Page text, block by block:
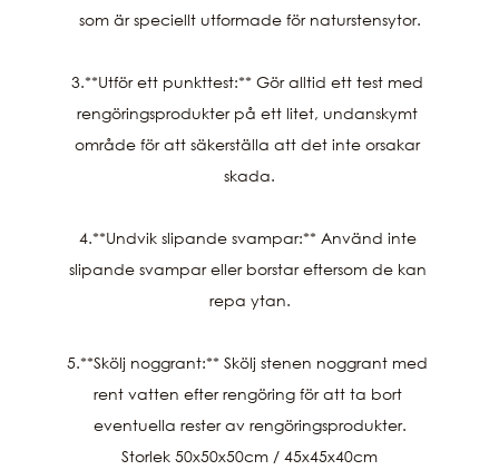
som är speciellt utformade för naturstensytor.
3.**Utför ett punkttest:** Gör alltid ett test med
rengöringsprodukter på ett litet, undanskymt
område för att säkerställa att det inte orsakar
skada.
4.**Undvik slipande svampar:** Använd inte
slipande svampar eller borstar eftersom de kan
repa ytan.
5.**Skölj noggrant:** Skölj stenen noggrant med
rent vatten efter rengöring för att ta bort
eventuella rester av rengöringsprodukter.
Storlek 50x50x50cm / 45x45x40cm